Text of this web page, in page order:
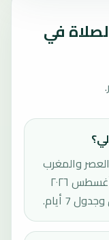
في
والمغرب
والعشاء في كيتا، مالي بتاريخ الاثنين، ١٠ أغسطس ٢٠٢٦